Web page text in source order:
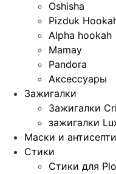
Oshisha
Pizduk
Alpha hookah
Mamay
Pandora
Аксессуары
Зажигалки
Зажигалки
зажигалки
Маски и
Стики
Стики для